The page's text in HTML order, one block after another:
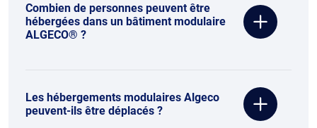
Combien de personnes peuvent être
hébergées dans un bâtiment modulaire
ALGECO® ?
Les hébergements modulaires Algeco
peuvent-ils être déplacés ?